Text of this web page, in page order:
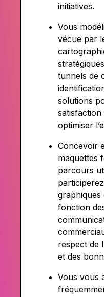
initiatives.
Vous
vécue par
tunnels de
solutions
optimiser
Concevoir
maquettes
parcours
graphiques
fonction
respect de
et des
Vous vous